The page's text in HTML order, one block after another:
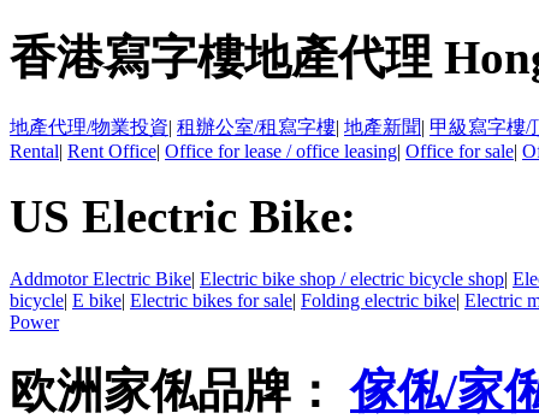
香港寫字樓地產代理
地產代理/物業投資| 租辦公室/租寫字樓| 地產新聞| 甲級寫字樓/
Rental| Rent Office| Office for lease / office leasing| Office for sale|
US Electric Bike:
Addmotor Electric Bike| Electric bike shop / electric bicycle shop|
bicycle| E bike| Electric bikes for sale| Folding electric bike| Electric
Power
欧洲家俬品牌： 傢俬/家